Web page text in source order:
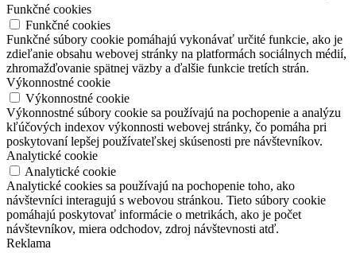
Funkčné cookies
Funkčné cookies
Funkčné súbory cookie pomáhajú vykonávať určité funkcie, ako je
zdieľanie obsahu webovej stránky na platformách sociálnych médií,
zhromažďovanie spätnej väzby a ďalšie funkcie tretích strán.
Výkonnostné cookie
Výkonnostné cookie
Výkonnostné súbory cookie sa používajú na pochopenie a analýzu
kľúčových indexov výkonnosti webovej stránky, čo pomáha pri
poskytovaní lepšej používateľskej skúsenosti pre návštevníkov.
Analytické cookie
Analytické cookie
Analytické cookies sa používajú na pochopenie toho, ako
návštevníci interagujú s webovou stránkou. Tieto súbory cookie
pomáhajú poskytovať informácie o metrikách, ako je počet
návštevníkov, miera odchodov, zdroj návštevnosti atď.
Reklama